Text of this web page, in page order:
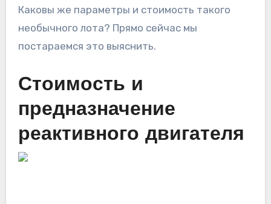
Каковы же параметры и стоимость такого
необычного лота? Прямо сейчас мы
постараемся это выяснить.
Стоимость и
предназначение
реактивного двигателя